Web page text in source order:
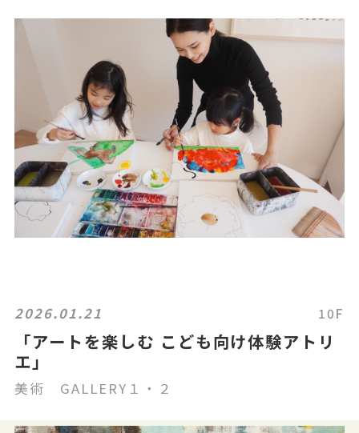
2026.01.21 10F
「アートを楽しむ こども向け体験アトリ
エ」
美術 GALLERY１・２